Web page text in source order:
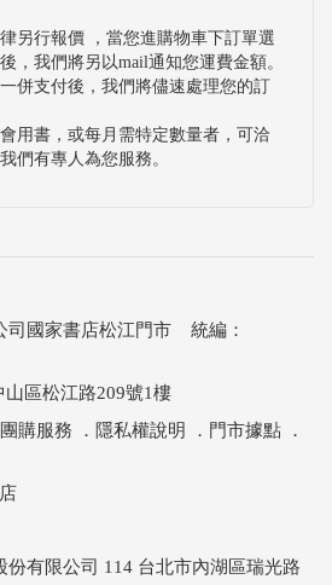
另行報價 ，當您進購物車下訂單選
，我們將另以mail通知您運費金額。
併支付後，我們將儘速處理您的訂
用書，或每月需特定數量者，可洽
我們有專人為您服務。
司國家書店松江門市 統編：
山區松江路209號1樓
團購服務 ． 隱私權說明 ． 門市據點 ．
有限公司 114 台北市內湖區瑞光路